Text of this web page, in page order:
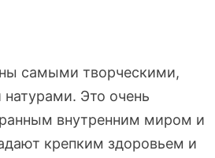
самыми творческими,
Это очень
внутренним миром и
крепким здоровьем и